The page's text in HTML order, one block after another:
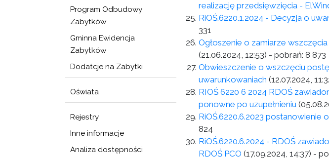
Program Odbudowy
Zabytków
Gminna Ewidencja
Zabytków
Dodatcje na Zabytki
Oświata
Rejestry
Inne informacje
Analiza dostępności
realizację przedsięwzięcia -
RiOŚ.6220.1.2024 - Decyzja o
331
Ogłoszenie o zamiarze
(21.06.2024, 12:53) - pobrań: 8 873
Obwieszczenie o wszczęciu
uwarunkowaniach (12.07.2024,
RIOŚ 6220 6 2024 RDOŚ
ponowne po uzupełnieniu
RiOŚ.6220.6.2023
824
RiOŚ.6220.6.2024 - RDOŚ
RDOŚ PCO (17.09.2024, 14:37) -